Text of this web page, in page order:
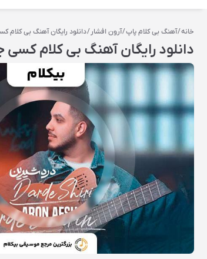
خانه/آهنگ بی کلام پاپ/آرون افشار/ دانلود رایگان آهنگ بی کلام
دانلود رایگان آهنگ بی کلام کسی